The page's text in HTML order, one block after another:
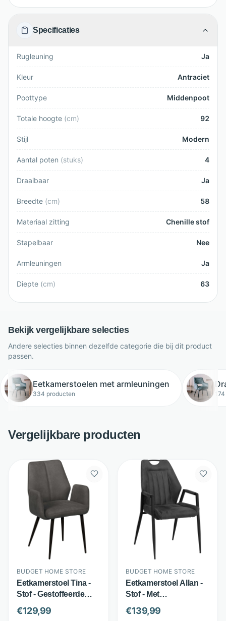
Specificaties
Rugleuning Ja
Kleur Antraciet
Poottype Middenpoot
Totale hoogte (cm) 92
Stijl Modern
Aantal poten (stuks) 4
Draaibaar Ja
Breedte (cm) 58
Materiaal zitting Chenille stof
Stapelbaar Nee
Armleuningen Ja
Diepte (cm) 63
Bekijk vergelijkbare selecties
Andere selecties binnen dezelfde categorie die bij dit product
passen.
Eetkamerstoelen met armleuningen
334 producten
Vergelijkbare producten
BUDGET HOME STORE
Eetkamerstoel Tina -
Stof - Gestoffeerde
armleuningen -
Diverse kleuren -
€129,99
BUDGET HOME STORE
Eetkamerstoel Allan -
Stof - Met
armleuningen -
Antraciet - Budget
€139,99